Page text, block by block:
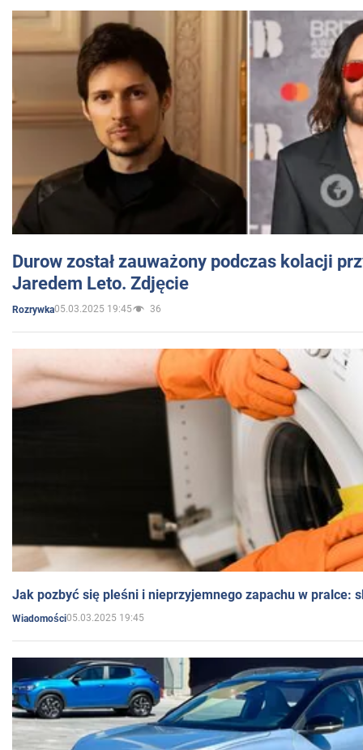
Durow został zauważony podczas kolacji
Jaredem Leto. Zdjęcie
Rozrywka05.03.2025 19:45 36
Jak pozbyć się pleśni i nieprzyjemnego zapachu w pralce:
Wiadomości05.03.2025 19:45